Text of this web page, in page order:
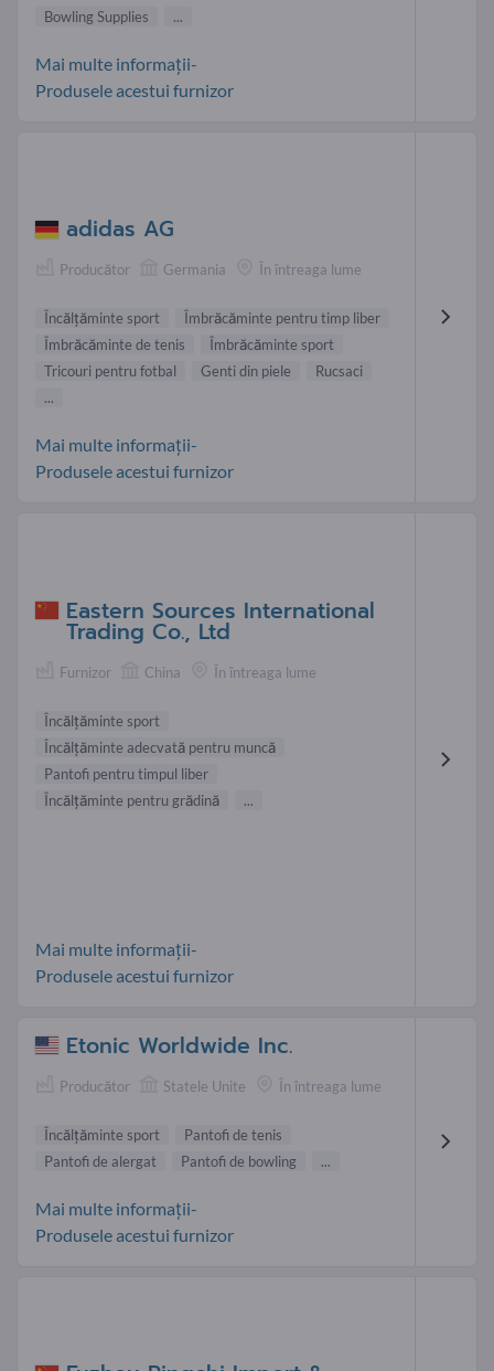
Bowling Supplies
...
Mai multe informații-
Produsele acestui furnizor
adidas AG
Producător Germania În întreaga lume
Încălţăminte sport
Îmbrăcăminte pentru timp liber
Îmbrăcăminte de tenis
Îmbrăcăminte sport
Tricouri pentru fotbal
Genti din piele
Rucsaci
...
Mai multe informații-
Produsele acestui furnizor
Eastern Sources International
Trading Co., Ltd
Furnizor China În întreaga lume
Încălţăminte sport
Încălţăminte adecvată pentru muncă
Pantofi pentru timpul liber
Încălţăminte pentru grădină
...
Mai multe informații-
Produsele acestui furnizor
Etonic Worldwide Inc.
Producător Statele Unite În întreaga lume
Încălţăminte sport
Pantofi de tenis
Pantofi de alergat
Pantofi de bowling ...
Mai multe informații-
Produsele acestui furnizor